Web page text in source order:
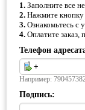
1. Заполните все
2. Нажмите
3. Ознакомьтесь с
4. Оплатите заказ,
Телефон
Например:
Подпись: